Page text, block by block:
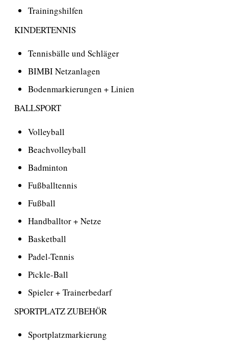
Trainingshilfen
KINDERTENNIS
Tennisbälle und Schläger
BIMBI Netzanlagen
Bodenmarkierungen + Linien
BALLSPORT
Volleyball
Beachvolleyball
Badminton
Fußballtennis
Fußball
Handballtor + Netze
Basketball
Padel-Tennis
Pickle-Ball
Spieler + Trainerbedarf
SPORTPLATZ ZUBEHÖR
Sportplatzmarkierung